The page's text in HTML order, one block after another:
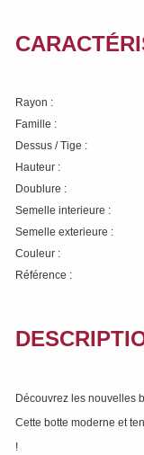
Rayon :
Famille :
Dessus / Tige :
Hauteur :
Doublure :
Semelle interieure :
Semelle exterieure :
Couleur :
Référence :
Découvrez les nouvelles
Cette botte moderne et
!